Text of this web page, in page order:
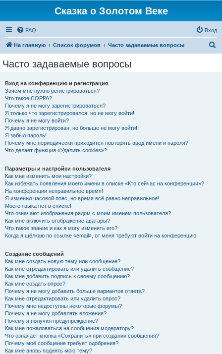
Сказка о Золотом Веке
FAQ Вход
На главную Список форумов Часто задаваемые вопросы
Часто задаваемые вопросы
Вход на конференцию и регистрация
Зачем мне нужно регистрироваться?
Что такое COPPA?
Почему я не могу зарегистрироваться?
Я только что зарегистрировался, но не могу войти!
Почему я не могу войти?
Я давно зарегистрирован, но больше не могу войти!
Я забыл пароль!
Почему мне периодически приходится повторять ввод имени и пароля?
Что делает функция «Удалить cookies»?
Параметры и настройки пользователя
Как мне изменить мои настройки?
Как избежать появления моего имени в списке «Кто сейчас на конференции»?
На конференции неправильное время!
Я изменил часовой пояс, но время всё равно неправильное!
Моего языка нет в списке!
Что означают изображения рядом с моим именем пользователя?
Как мне включить отображение аватары?
Что такое звание и как я могу изменить его?
Когда я щёлкаю по ссылке «email», от меня требуют войти на конференцию!
Создание сообщений
Как мне создать новую тему или сообщение?
Как мне отредактировать или удалить сообщение?
Как мне добавить подпись к своему сообщению?
Как мне создать опрос?
Почему я не могу добавить больше вариантов ответа?
Как мне отредактировать или удалить опрос?
Почему мне недоступны некоторые форумы?
Почему я не могу добавлять вложения?
Почему я получил предупреждение?
Как мне пожаловаться на сообщения модератору?
Что означает кнопка «Сохранить» при создании сообщения?
Почему моё сообщение требует одобрения?
Как мне вновь поднять мою тему?